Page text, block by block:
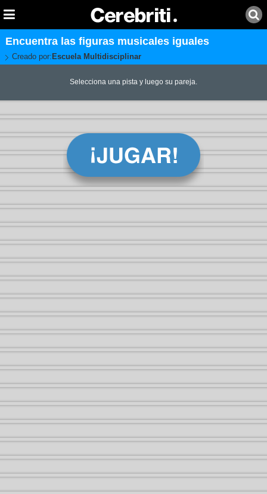
Encuentra las figuras musicales iguales
Creado por: Escuela Multidisciplinar
Selecciona una pista y luego su pareja.